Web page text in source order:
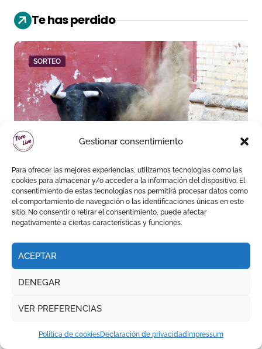
Gestionar consentimiento
Para ofrecer las mejores experiencias, utilizamos tecnologías como las
cookies para almacenar y/o acceder a la información del dispositivo. El
consentimiento de estas tecnologías nos permitirá procesar datos como
el comportamiento de navegación o las identificaciones únicas en este
sitio. No consentir o retirar el consentimiento, puede afectar
negativamente a ciertas características y funciones.
ACEPTAR
DENEGAR
VER PREFERENCIAS
Política de cookiesDeclaración de privacidad Impressum
Te has perdido
SORTEO
‘Venturoso’ de Hermanos
García Jiménez cerrará la
temporada de El Puerto
SORTEO
Seis de Victoriano del Río y
Hay Localidades’ de esta